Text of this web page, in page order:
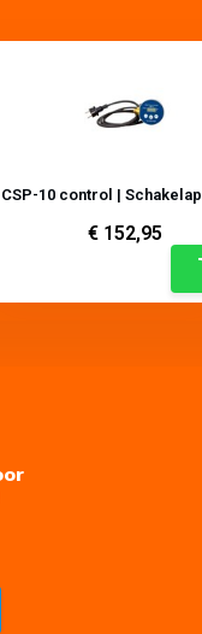
CSP-10 control |
€ 152,95